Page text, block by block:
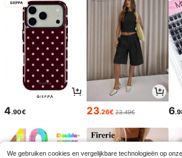
4.90€ 23.26€ 23.49€ 6
We gebruiken cookies en vergelijkbare technologieën op